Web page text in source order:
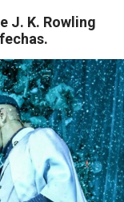
u
e
d
a
J. K. Rowling